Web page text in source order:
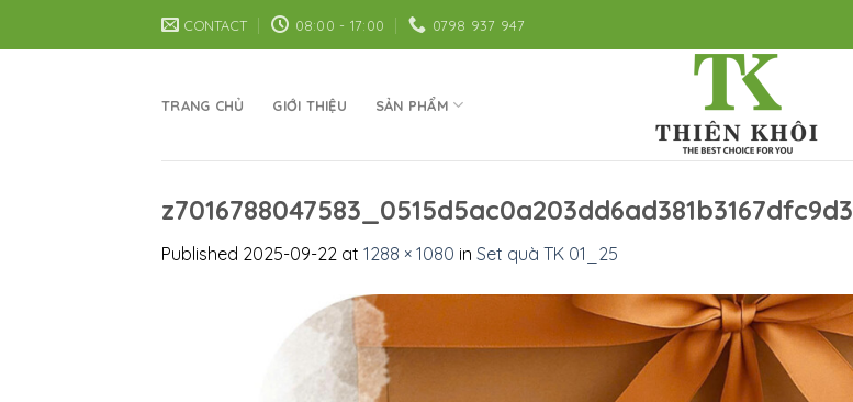
CONTACT 08:00 - 17:00 0798 937 947
TRANG CHỦ GIỚI THIỆU SẢN PHẨM
z7016788047583_0515d5ac0a203dd6ad381b3167dfc9d3
Published 2025-09-22 at 1288 × 1080 in Set quà TK 01_25